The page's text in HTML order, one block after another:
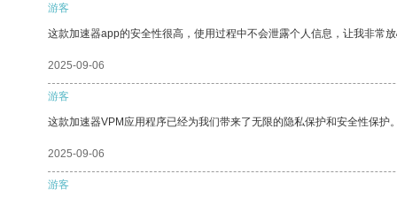
游客
这款加速器app的安全性很高，使用过程中不会泄露个人信息，让我非常放
2025-09-06
游客
这款加速器VPM应用程序已经为我们带来了无限的隐私保护和安全性保护。
2025-09-06
游客